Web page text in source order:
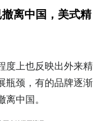
离中国，美式精
度上也反映出外来精
瓶颈，有的品牌逐渐
中国。